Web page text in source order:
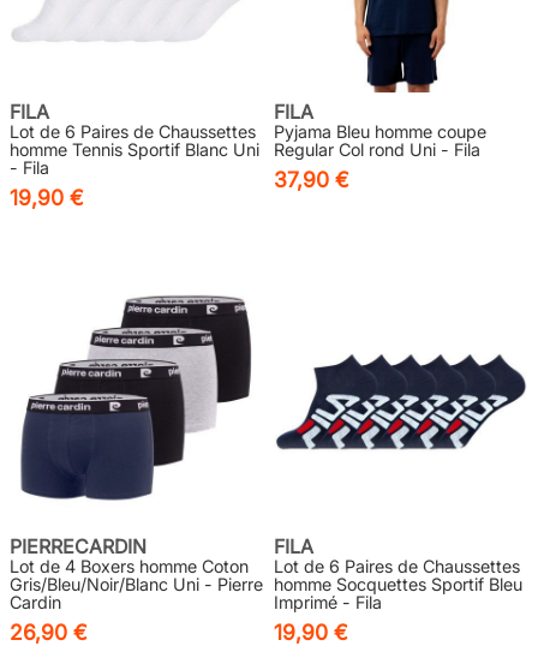
FILA
Lot de 6 Paires de Chaussettes
homme Tennis Sportif Blanc Uni
- Fila
19,90 €
FILA
Pyjama Bleu homme coupe
Regular Col rond Uni - Fila
37,90 €
PIERRECARDIN
Lot de 4 Boxers homme Coton
Gris/Bleu/Noir/Blanc Uni - Pierre
Cardin
26,90 €
FILA
Lot de 6 Paires de Chaussettes
homme Socquettes Sportif Bleu
Imprimé - Fila
19,90 €